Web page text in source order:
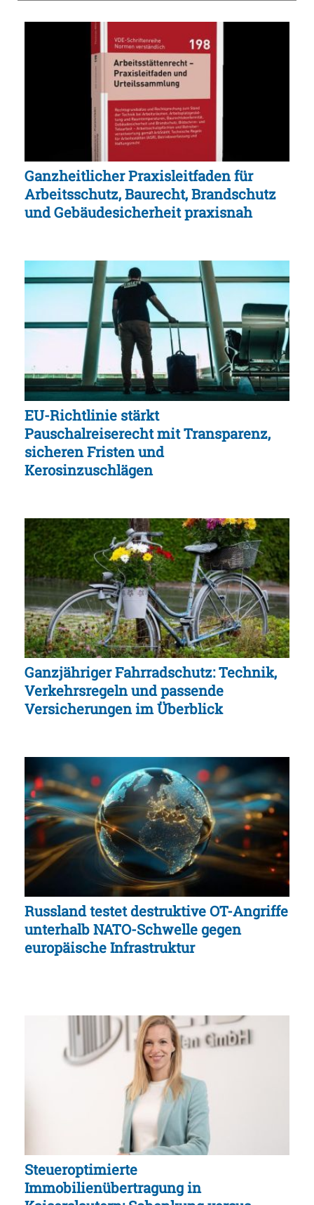
Ganzheitlicher Praxisleitfaden für
Arbeitsschutz, Baurecht, Brandschutz
und Gebäudesicherheit praxisnah
EU-Richtlinie stärkt
Pauschalreiserecht mit Transparenz,
sicheren Fristen und
Kerosinzuschlägen
Ganzjähriger Fahrradschutz: Technik,
Verkehrsregeln und passende
Versicherungen im Überblick
Russland testet destruktive OT-Angriffe
unterhalb NATO-Schwelle gegen
europäische Infrastruktur
Steueroptimierte
Immobilienübertragung in